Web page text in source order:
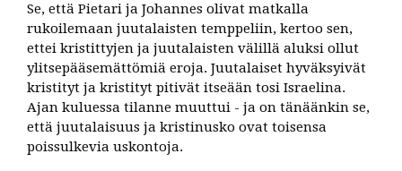
Se, että Pietari ja Johannes olivat matkalla
rukoilemaan juutalaisten temppeliin, kertoo sen,
ettei kristittyjen ja juutalaisten välillä aluksi ollut
ylitsepääsemättömiä eroja. Juutalaiset hyväksyivät
kristityt ja kristityt pitivät itseään tosi Israelina.
Ajan kuluessa tilanne muuttui - ja on tänäänkin se,
että juutalaisuus ja kristinusko ovat toisensa
poissulkevia uskontoja.